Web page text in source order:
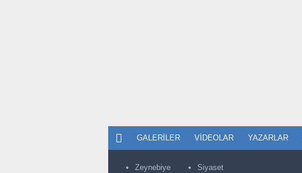
GALERILER VIDEOLAR YAZARLAR
Zeynebiye
Siyaset